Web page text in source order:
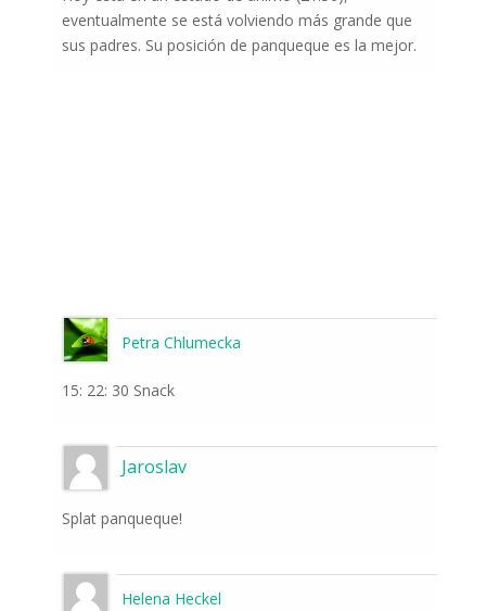
eventualmente se está volviendo más grande que
sus padres. Su posición de panqueque es la mejor.
Petra Chlumecka
15: 22: 30 Snack
Jaroslav
Splat panqueque!
Helena Heckel